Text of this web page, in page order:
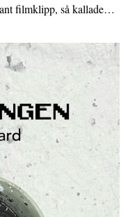
filmklipp, så kallade…